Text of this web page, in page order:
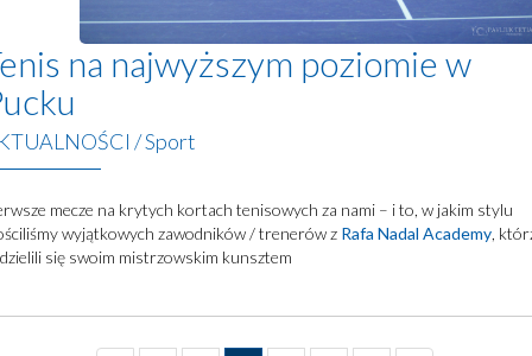
na najwyższym poziomie w
/Sport
mecze na krytych kortach tenisowych za nami – i to, w jakim stylu
wyjątkowych zawodników / trenerów z Rafa Nadal Academy,
się swoim mistrzowskim kunsztem